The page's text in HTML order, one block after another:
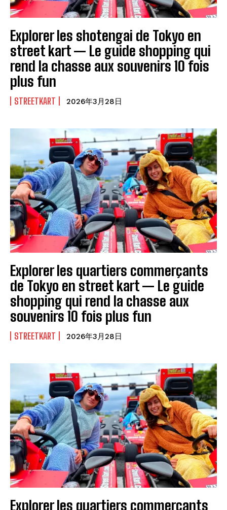
Explorer les shotengai de Tokyo en
street kart — Le guide shopping qui
rend la chasse aux souvenirs 10 fois
plus fun
STREETKART 2026年3月28日
Explorer les quartiers commerçants
de Tokyo en street kart — Le guide
shopping qui rend la chasse aux
souvenirs 10 fois plus fun
STREETKART 2026年3月28日
Explorer les quartiers commerçants